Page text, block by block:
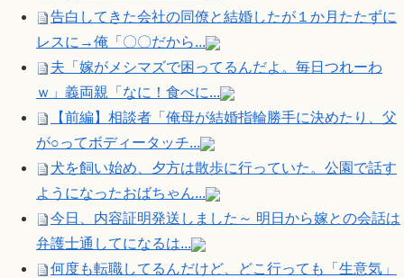
告白してきた会社の同僚と結婚したが１か月たたずに
レスに→俺「〇〇だから...
夫「嫁がメシマズで困ってるんだよ。毎日つれーわ
ｗ」義両親「なに！食べに...
【前編】相談者「俺母が結婚指輪勝手に決めたり、父
が○ってボディータッチ...
犬を飼い始め、夕方は散歩に行っていた。公園で話す
ようになったおばちゃん...
今日、内容証明発送しました～ 明日から嫁との会話は
弁護士通してになるは...
何度も転職してるんだけど、どこ行っても「生意気」